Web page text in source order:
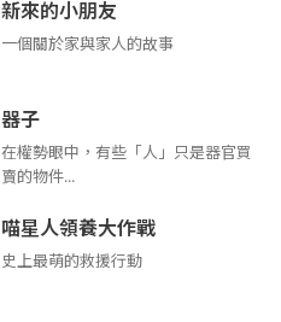
新來的小朋友
一個關於家與家人的故事
器子
在權勢眼中，有些「人」只是器官買
賣的物件...
喵星人領養大作戰
史上最萌的救援行動